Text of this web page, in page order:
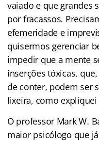
vaiado e que grandes
por fracassos.
efemeridade e
quisermos gerenciar
impedir que a mente
inserções tóxicas,
de conter, podem ser
lixeira, como
O professor Mark W.
maior psicólogo que